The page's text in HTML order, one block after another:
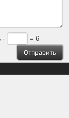
- = 6